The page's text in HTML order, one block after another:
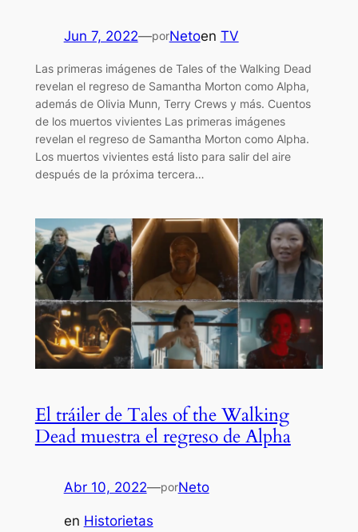
Jun 7, 2022—porNetoen TV
Las primeras imágenes de Tales of the Walking Dead
revelan el regreso de Samantha Morton como Alpha,
además de Olivia Munn, Terry Crews y más. Cuentos
de los muertos vivientes Las primeras imágenes
revelan el regreso de Samantha Morton como Alpha.
Los muertos vivientes está listo para salir del aire
después de la próxima tercera…
El tráiler de Tales of the Walking
Dead muestra el regreso de Alpha
Abr 10, 2022—porNeto
en Historietas